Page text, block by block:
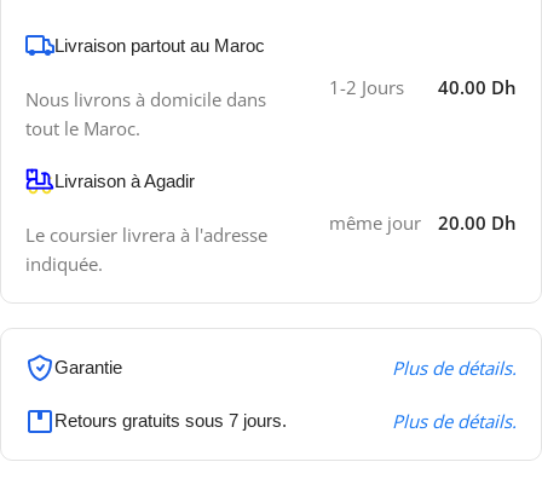
Livraison partout au Maroc
Nous livrons à domicile dans
tout le Maroc.
1-2 Jours 40.00 Dh
Livraison à Agadir
Le coursier livrera à l'adresse
indiquée.
même jour 20.00 Dh
Garantie Plus de détails.
Retours gratuits sous 7 jours. Plus de détails.